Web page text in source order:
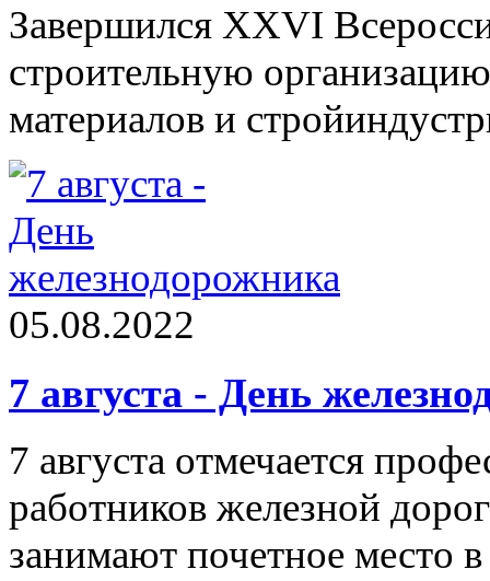
Завершился XXVI
строительную
материалов и
05.08.2022
7 августа - День
7 августа отмечается
работников железной
занимают почетное место